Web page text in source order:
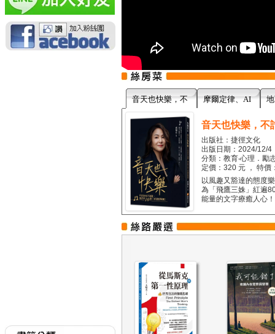
音天也快樂，不 摩爾定律、AI
音天也快樂，不
出版社：捷徑文化
出版日期：2024/12/4
分類：教育‧心理．勵
定價：320 元 ， 特價
以風趣又豁達的態度
為「飛鷹三姝」紅遍
能量的文字療癒人心